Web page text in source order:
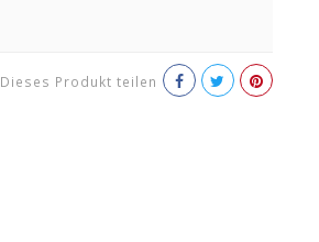
Dieses Produkt teilen